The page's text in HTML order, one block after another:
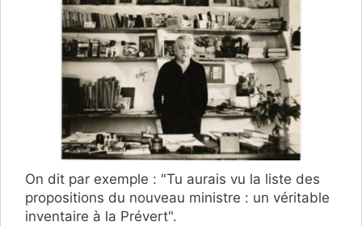
On dit par exemple : "Tu aurais vu la liste des
propositions du nouveau ministre : un véritable
inventaire à la Prévert".